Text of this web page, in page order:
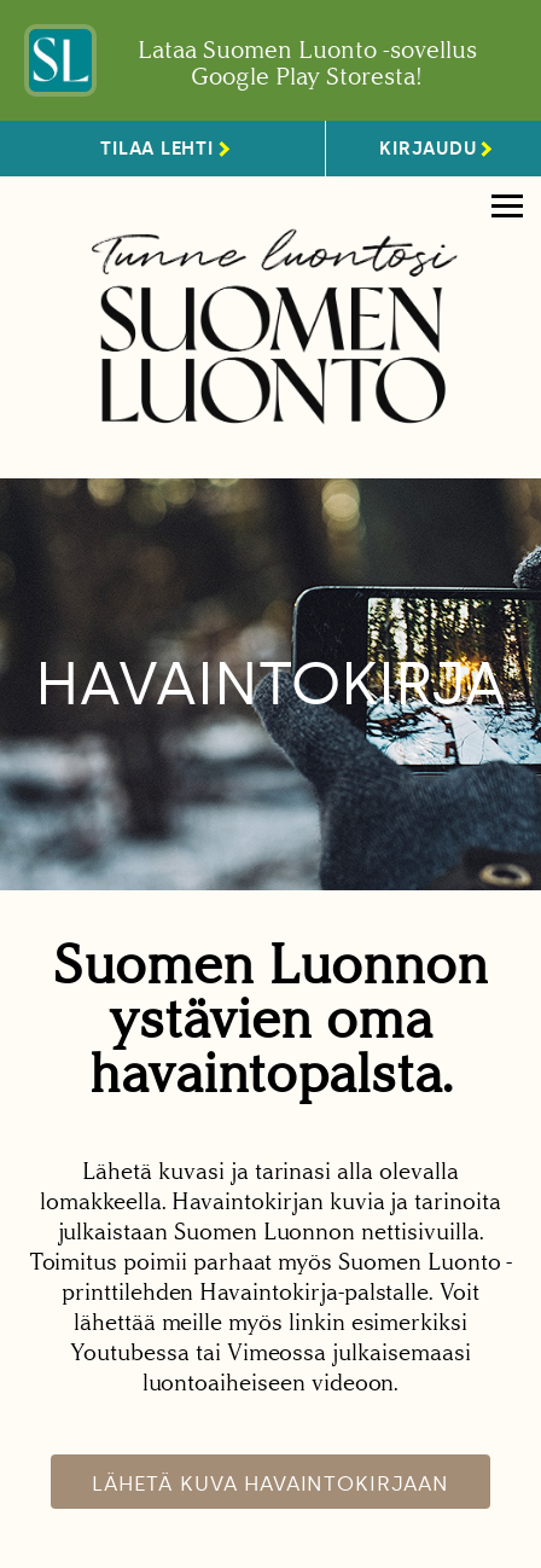
Lataa Suomen Luonto -sovellus
Google Play Storesta!
TILAA LEHTI KIRJAUDU
HAVAINTOKIRJA
Suomen Luonnon
ystävien oma
havaintopalsta.
Lähetä kuvasi ja tarinasi alla olevalla
lomakkeella. Havaintokirjan kuvia ja tarinoita
julkaistaan Suomen Luonnon nettisivuilla.
Toimitus poimii parhaat myös Suomen Luonto -
printtilehden Havaintokirja-palstalle. Voit
lähettää meille myös linkin esimerkiksi
Youtubessa tai Vimeossa julkaisemaasi
luontoaiheiseen videoon.
LÄHETÄ KUVA HAVAINTOKIRJAAN